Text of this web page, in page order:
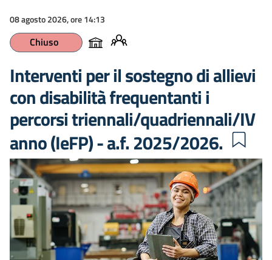
08 agosto 2026, ore 14:13
Chiuso
Interventi per il sostegno di allievi
con disabilità frequentanti i
percorsi triennali/quadriennali/IV
anno (IeFP) - a.f. 2025/2026.